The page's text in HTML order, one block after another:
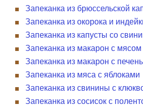
Запеканка из брюссельской
Запеканка из окорока и
Запеканка из капусты со
Запеканка из макарон с мясом
Запеканка из макарон с
Запеканка из мяса с яблоками
Запеканка из свинины с
Запеканка из сосисок с